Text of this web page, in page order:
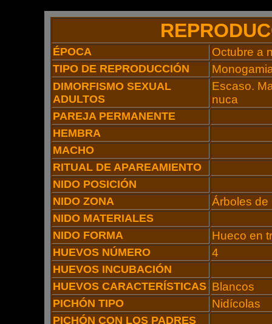
ÉPOCA Octubre a
TIPO DE REPRODUCCIÓN
DIMORFISMO SEXUAL
ADULTOS
Escaso.
nuca
PAREJA PERMANENTE
HEMBRA
MACHO
RITUAL DE APAREAMIENTO
NIDO POSICIÓN
NIDO ZONA
Árboles de
NIDO MATERIALES
NIDO FORMA
Hueco en
HUEVOS NÚMERO 4
HUEVOS INCUBACIÓN
HUEVOS CARACTERÍSTICAS Blancos
PICHÓN TIPO Nidícolas
PICHÓN CON LOS PADRES